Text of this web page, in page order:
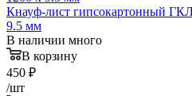
Кнауф-лист гипсокартонный
9.5 мм
В наличии много
В корзину
450 ₽
/шт